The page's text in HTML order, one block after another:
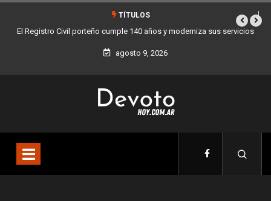
TÍTULOS
El Registro Civil porteño cumple 140 años y moderniza sus servicios
agosto 9, 2026